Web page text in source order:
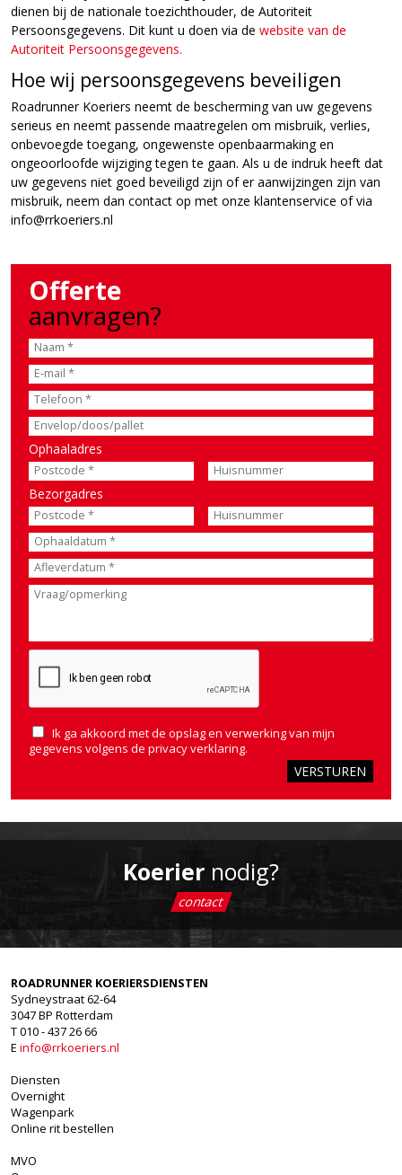
dienen bij de nationale toezichthouder, de Autoriteit
Persoonsgegevens. Dit kunt u doen via de website van de
Autoriteit Persoonsgegevens.
Hoe wij persoonsgegevens beveiligen
Roadrunner Koeriers neemt de bescherming van uw gegevens
serieus en neemt passende maatregelen om misbruik, verlies,
onbevoegde toegang, ongewenste openbaarmaking en
ongeoorloofde wijziging tegen te gaan. Als u de indruk heeft dat
uw gegevens niet goed beveiligd zijn of er aanwijzingen zijn van
misbruik, neem dan contact op met onze klantenservice of via
info@rrkoeriers.nl
Offerte
aanvragen?
Ophaaladres
Bezorgadres
Ik ga akkoord met de opslag en verwerking van mijn
gegevens volgens de privacy verklaring.
Koerier nodig?
contact
ROADRUNNER KOERIERSDIENSTEN
Sydneystraat 62-64
3047 BP Rotterdam
T 010 - 437 26 66
E info@rrkoeriers.nl
Diensten
Overnight
Wagenpark
Online rit bestellen
MVO